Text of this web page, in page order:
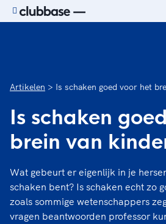
Artikelen Is schaken goed voor het
Is schaken
brein van
Wat gebeurt er eigenlijk in je
schaken bent? Is schaken echt zo
zoals sommige wetenschappers
vragen beantwoorden professor